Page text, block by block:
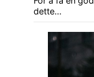
dette…